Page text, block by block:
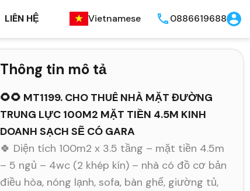
LIÊN HỆ Vietnamese 0886619688
Thông tin mô tả
🌻🌻 MT1199. CHO THUÊ NHÀ MẶT ĐƯỜNG
TRUNG LỰC 100M2 MẶT TIỀN 4.5M KINH
DOANH SẠCH SẼ CÓ GARA
🍀 Diện tích 100m2 x 3.5 tầng – mặt tiền 4.5m
– 5 ngủ – 4wc (2 khép kín) – nhà có đồ cơ bản
điều hòa, nóng lạnh, sofa, bàn ghế, giường tủ,